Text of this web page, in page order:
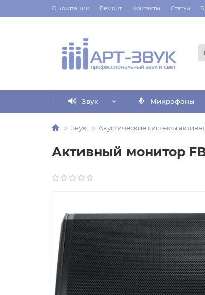
О компании Ремонт Контакты Статьи
Звук Микрофоны
Звук Акустические системы
Активный монитор